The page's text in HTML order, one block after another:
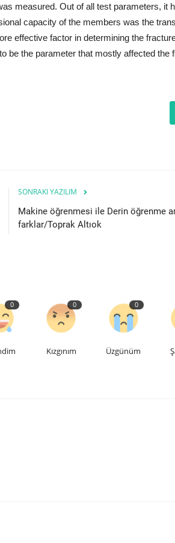
measured. Out of all test parameters, it
capacity of the members was the
effective factor in determining the
be the parameter that mostly affected the
SONRAKI YAZILIM
Makine öğrenmesi ile Derin öğrenme
farklar/Toprak Altıok
0 0
Kızgınım
0
Üzgünüm